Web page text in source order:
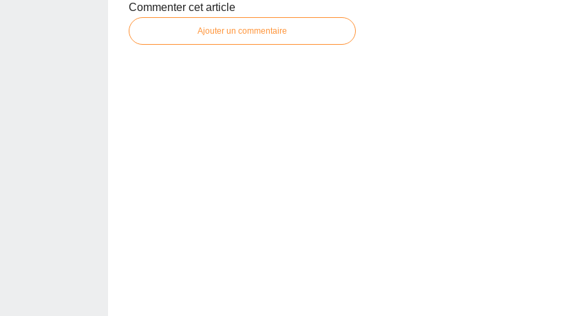
Commenter cet article
Ajouter un commentaire